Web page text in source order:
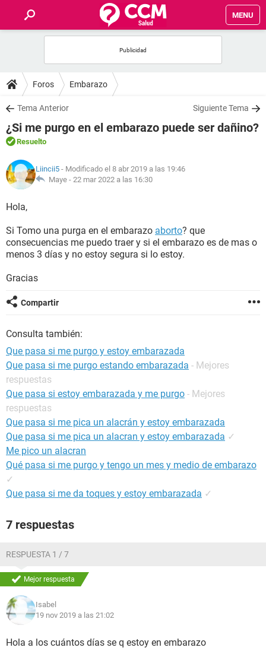
MENU
FOROS
SALUD
FAMILIA
NUTRICIÓN
SEXUALIDAD
GLOSARIO
Foros Embarazo
Tema Anterior Siguiente Tema
¿Si me purgo en el embarazo puede ser dañino?
Resuelto
Liincii5 - Modificado el 8 abr 2019 a las 19:46
Maye - 22 mar 2022 a las 16:30
Hola,
Si Tomo una purga en el embarazo aborto? que
consecuencias me puedo traer y si el embarazo es de mas o
menos 3 días y no estoy segura si lo estoy.
Gracias
Compartir
Consulta también:
Que pasa si me purgo y estoy embarazada
Que pasa si me purgo estando embarazada - Mejores
respuestas
Que pasa si estoy embarazada y me purgo - Mejores
respuestas
Que pasa si me pica un alacrán y estoy embarazada
Que pasa si me pica un alacran y estoy embarazada ✓
Me pico un alacran
Qué pasa si me purgo y tengo un mes y medio de embarazo
✓
Que pasa si me da toques y estoy embarazada ✓
7 respuestas
RESPUESTA 1 / 7
Mejor respuesta
Isabel
19 nov 2019 a las 21:02
Hola a los cuántos días se q estoy en embarazo